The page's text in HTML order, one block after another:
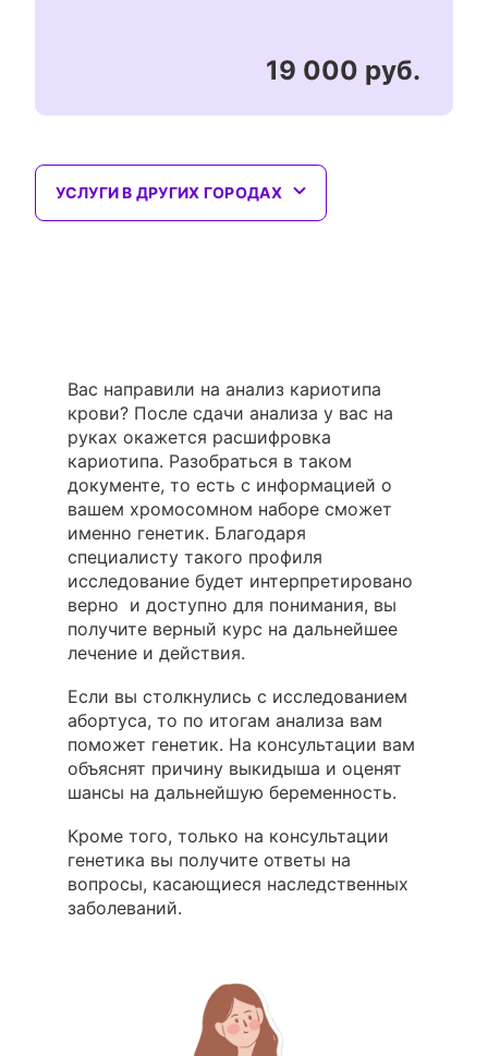
19 000 руб.
УСЛУГИ В ДРУГИХ ГОРОДАХ
Вас направили на анализ кариотипа
крови? После сдачи анализа у вас на
руках окажется расшифровка
кариотипа. Разобраться в таком
документе, то есть с информацией о
вашем хромосомном наборе сможет
именно генетик. Благодаря
специалисту такого профиля
исследование будет интерпретировано
верно и доступно для понимания, вы
получите верный курс на дальнейшее
лечение и действия.
Если вы столкнулись с исследованием
абортуса, то по итогам анализа вам
поможет генетик. На консультации вам
объяснят причину выкидыша и оценят
шансы на дальнейшую беременность.
Кроме того, только на консультации
генетика вы получите ответы на
вопросы, касающиеся наследственных
заболеваний.